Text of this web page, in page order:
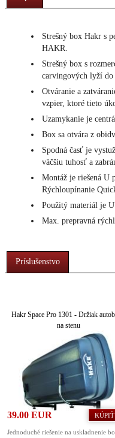
Strešný box Hakr s
HAKR.
Strešný box s
carvingových lyží do
Otváranie a
vzpier, ktoré tieto
Uzamykanie je
Box sa otvára z
Spodná časť je
väčšiu tuhosť a
Montáž je riešená
Rýchloupínanie
Použitý materiál je
Max. prepravná
Príslušenstvo
Hakr Space Pro 1301 - Držiak
na stenu
39.00 EUR KÚPIŤ
Jednoduché riešenie na uskladnenie